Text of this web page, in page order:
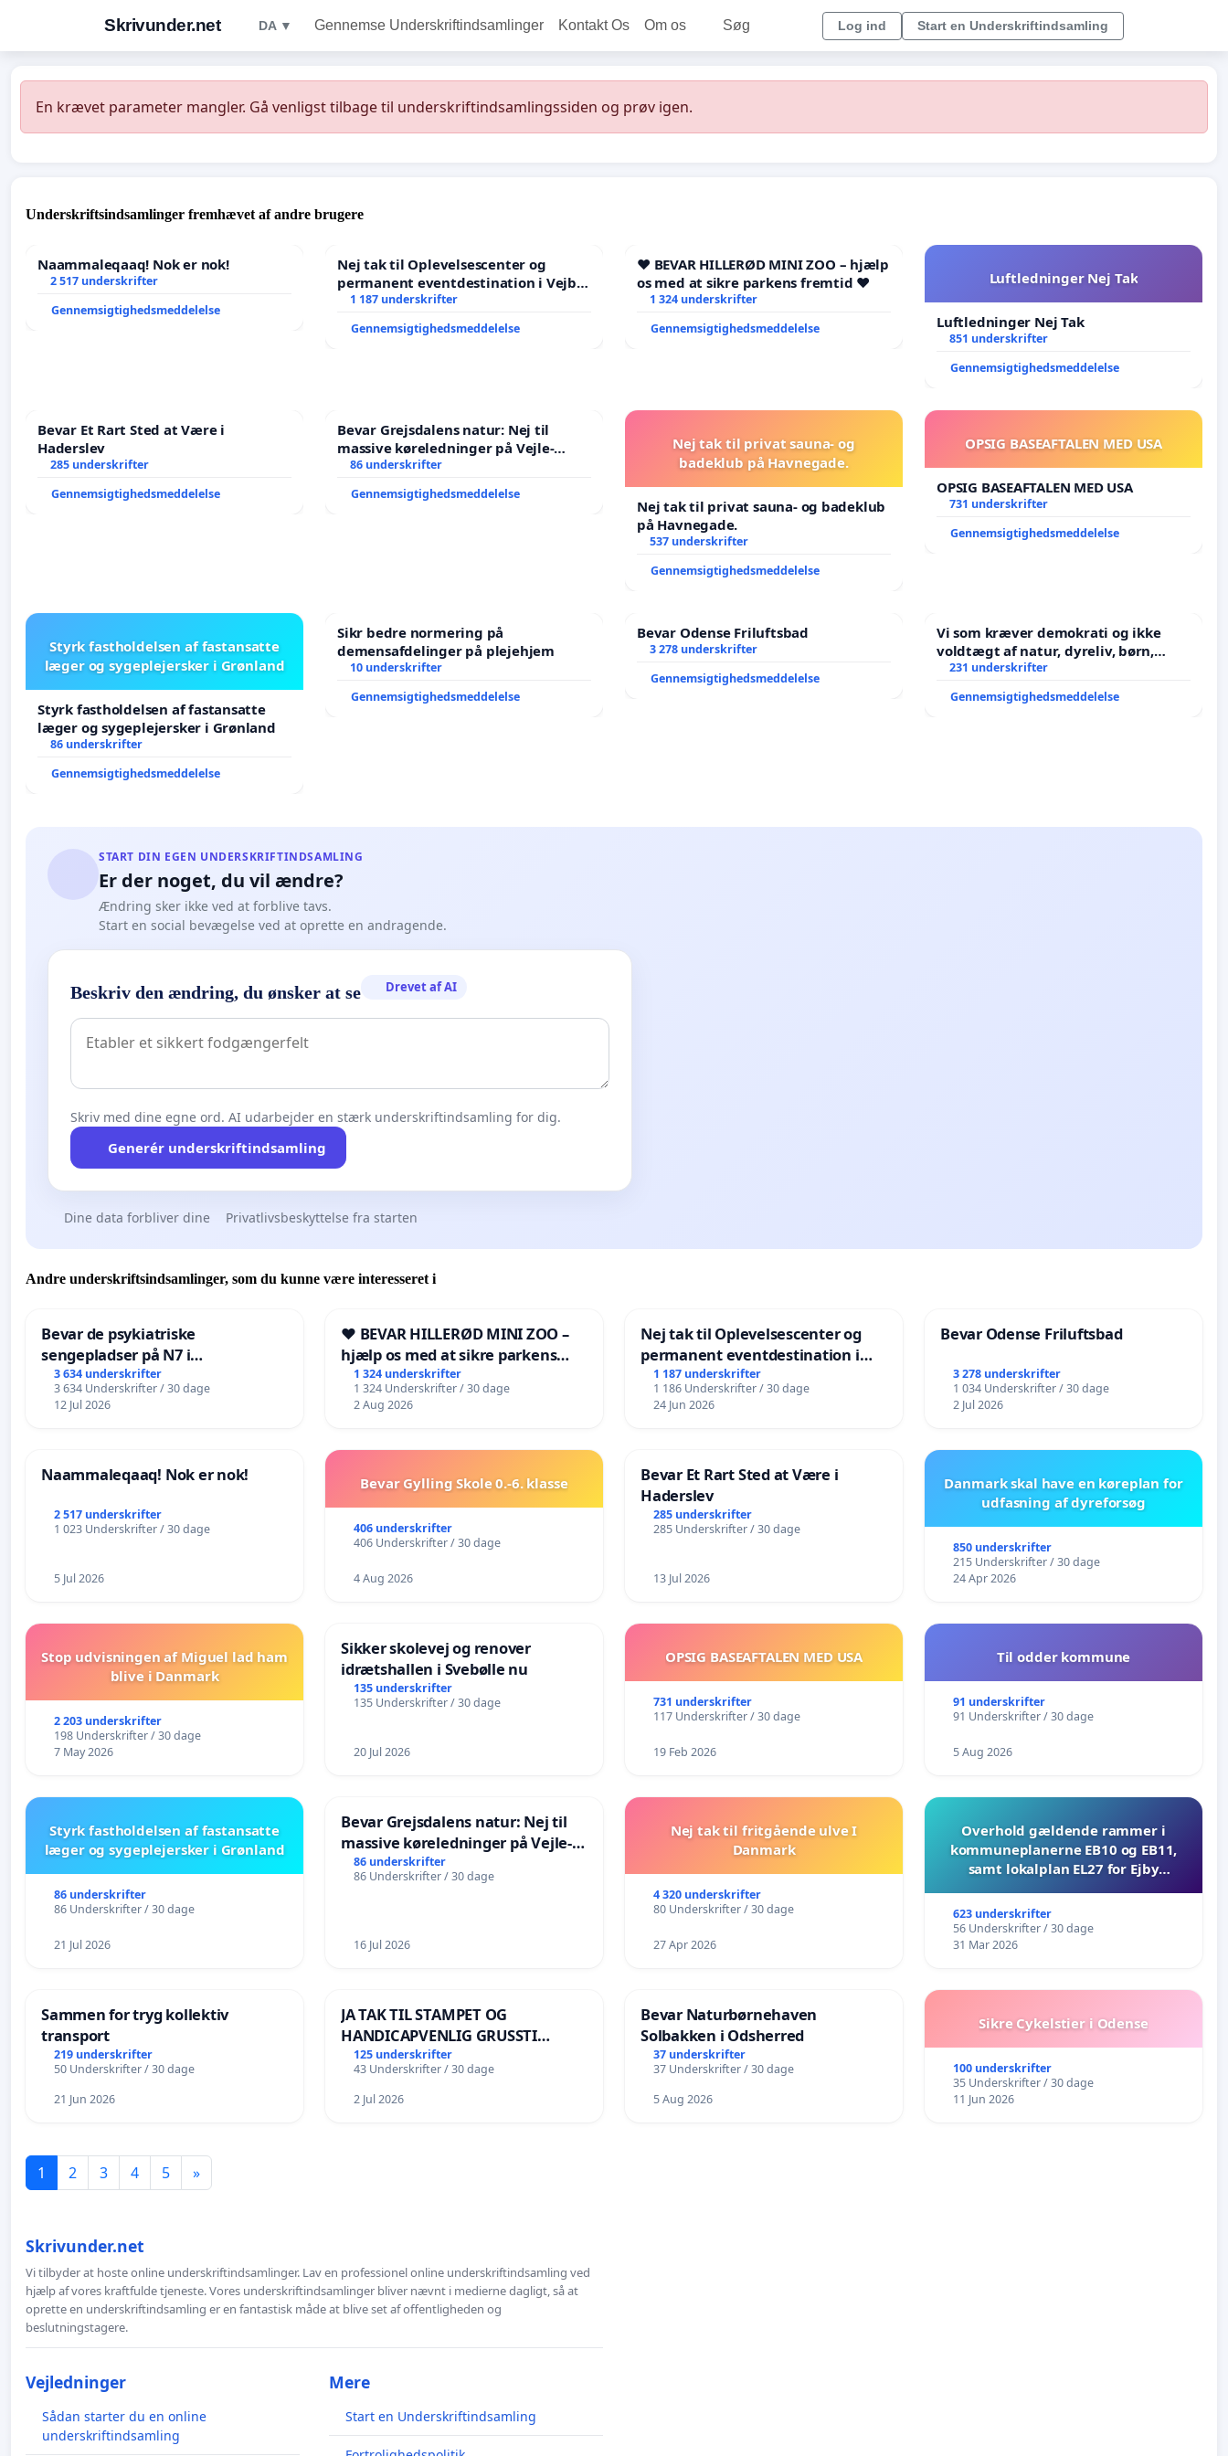
Skrivunder.net DA ▼ Gennemse Underskriftindsamlinger Kontakt Os Om os Søg Log ind Start en Underskriftindsamling
En krævet parameter mangler. Gå venligst tilbage til underskriftindsamlingssiden og prøv igen.
Underskriftsindsamlinger fremhævet af andre brugere
Naammaleqaaq! Nok er nok!
2 517 underskrifter
Gennemsigtighedsmeddelelse
Nej tak til Oplevelsescenter og
permanent eventdestination i Vejby
- Ja tak til et levende lokalområde i
1 187 underskrifter
Gennemsigtighedsmeddelelse
❤️ BEVAR HILLERØD MINI ZOO – hjælp
os med at sikre parkens fremtid ❤️
1 324 underskrifter
Gennemsigtighedsmeddelelse
Luftledninger Nej Tak
Luftledninger Nej Tak
851 underskrifter
Gennemsigtighedsmeddelelse
Bevar Et Rart Sted at Være i
Haderslev
285 underskrifter
Gennemsigtighedsmeddelelse
Bevar Grejsdalens natur: Nej til
massive køreledninger på Vejle-
Struer-banen
86 underskrifter
Gennemsigtighedsmeddelelse
Nej tak til privat sauna- og
badeklub på Havnegade.
Nej tak til privat sauna- og badeklub
på Havnegade.
537 underskrifter
Gennemsigtighedsmeddelelse
OPSIG BASEAFTALEN MED USA
OPSIG BASEAFTALEN MED USA
731 underskrifter
Gennemsigtighedsmeddelelse
Styrk fastholdelsen af fastansatte
læger og sygeplejersker i Grønland
Styrk fastholdelsen af fastansatte
læger og sygeplejersker i Grønland
86 underskrifter
Gennemsigtighedsmeddelelse
Sikr bedre normering på
demensafdelinger på plejehjem
10 underskrifter
Gennemsigtighedsmeddelelse
Bevar Odense Friluftsbad
3 278 underskrifter
Gennemsigtighedsmeddelelse
Vi som kræver demokrati og ikke
voldtægt af natur, dyreliv, børn,
unge Borgene har sagt NEJ i mange
231 underskrifter
Gennemsigtighedsmeddelelse
START DIN EGEN UNDERSKRIFTINDSAMLING
Er der noget, du vil ændre?
Ændring sker ikke ved at forblive tavs.
Start en social bevægelse ved at oprette en andragende.
Beskriv den ændring, du ønsker at se Drevet af AI
Skriv med dine egne ord. AI udarbejder en stærk underskriftindsamling for dig.
Generér underskriftindsamling
Dine data forbliver dine Privatlivsbeskyttelse fra starten
Andre underskriftsindsamlinger, som du kunne være interesseret i
Bevar de psykiatriske
sengepladser på N7 i
Frederikshavn
3 634 underskrifter
3 634 Underskrifter / 30 dage
12 Jul 2026
❤️ BEVAR HILLERØD MINI ZOO –
hjælp os med at sikre parkens
fremtid ❤️
1 324 underskrifter
1 324 Underskrifter / 30 dage
2 Aug 2026
Nej tak til Oplevelsescenter og
permanent eventdestination i
Vejby - Ja tak til et levende
lokalområde i balance
1 187 underskrifter
1 186 Underskrifter / 30 dage
24 Jun 2026
Bevar Odense Friluftsbad
3 278 underskrifter
1 034 Underskrifter / 30 dage
2 Jul 2026
Naammaleqaaq! Nok er nok!
2 517 underskrifter
1 023 Underskrifter / 30 dage
5 Jul 2026
Bevar Gylling Skole 0.-6. klasse
406 underskrifter
406 Underskrifter / 30 dage
4 Aug 2026
Bevar Et Rart Sted at Være i
Haderslev
285 underskrifter
285 Underskrifter / 30 dage
13 Jul 2026
Danmark skal have en køreplan for
udfasning af dyreforsøg
850 underskrifter
215 Underskrifter / 30 dage
24 Apr 2026
Stop udvisningen af Miguel lad ham
blive i Danmark
2 203 underskrifter
198 Underskrifter / 30 dage
7 May 2026
Sikker skolevej og renover
idrætshallen i Svebølle nu
135 underskrifter
135 Underskrifter / 30 dage
20 Jul 2026
OPSIG BASEAFTALEN MED USA
731 underskrifter
117 Underskrifter / 30 dage
19 Feb 2026
Til odder kommune
91 underskrifter
91 Underskrifter / 30 dage
5 Aug 2026
Styrk fastholdelsen af fastansatte
læger og sygeplejersker i Grønland
86 underskrifter
86 Underskrifter / 30 dage
21 Jul 2026
Bevar Grejsdalens natur: Nej til
massive køreledninger på Vejle-
Struer-banen
86 underskrifter
86 Underskrifter / 30 dage
16 Jul 2026
Nej tak til fritgående ulve I
Danmark
4 320 underskrifter
80 Underskrifter / 30 dage
27 Apr 2026
Overhold gældende rammer i
kommuneplanerne EB10 og EB11,
samt lokalplan EL27 for Ejby
623 underskrifter
56 Underskrifter / 30 dage
31 Mar 2026
Sammen for tryg kollektiv
transport
219 underskrifter
50 Underskrifter / 30 dage
21 Jun 2026
JA TAK TIL STAMPET OG
HANDICAPVENLIG GRUSSTI
LANGS SØENS KANT! NEJ TIL
BOARDWALK VÆK FRA SØEN
125 underskrifter
43 Underskrifter / 30 dage
2 Jul 2026
Bevar Naturbørnehaven
Solbakken i Odsherred
37 underskrifter
37 Underskrifter / 30 dage
5 Aug 2026
Sikre Cykelstier i Odense
100 underskrifter
35 Underskrifter / 30 dage
11 Jun 2026
1 2 3 4 5 »
Skrivunder.net
Vi tilbyder at hoste online underskriftindsamlinger. Lav en professionel online underskriftindsamling ved
hjælp af vores kraftfulde tjeneste. Vores underskriftindsamlinger bliver nævnt i medierne dagligt, så at
oprette en underskriftindsamling er en fantastisk måde at blive set af offentligheden og
beslutningstagere.
Vejledninger
Sådan starter du en online
underskriftindsamling
Mere
Start en Underskriftindsamling